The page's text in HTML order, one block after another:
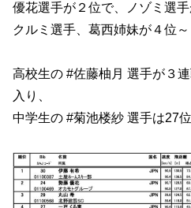
優花選手が２位で、ノゾミ選手
クルミ選手、葛西姉妹が４位～
高校生の #佐藤柚月 選手が３
入り、
中学生の #菊池楼紗 選手は27位